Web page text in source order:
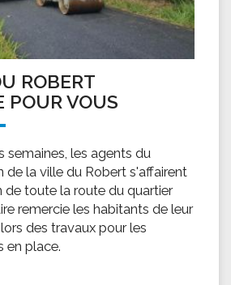
ROBERT
POUR VOUS
semaines, les agents du
de la ville du Robert s'affairent
de toute la route du quartier
remercie les habitants de leur
des travaux pour les
en place.